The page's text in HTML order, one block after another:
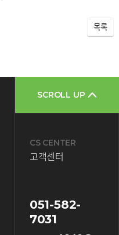
목록
SCROLL UP
CS CENTER
고객센터
051-582-
7031